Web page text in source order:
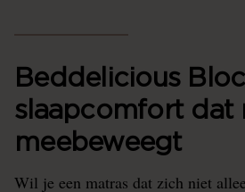
Beddelicious
slaapcomfort dat
meebeweegt
Wil je een matras dat zich niet